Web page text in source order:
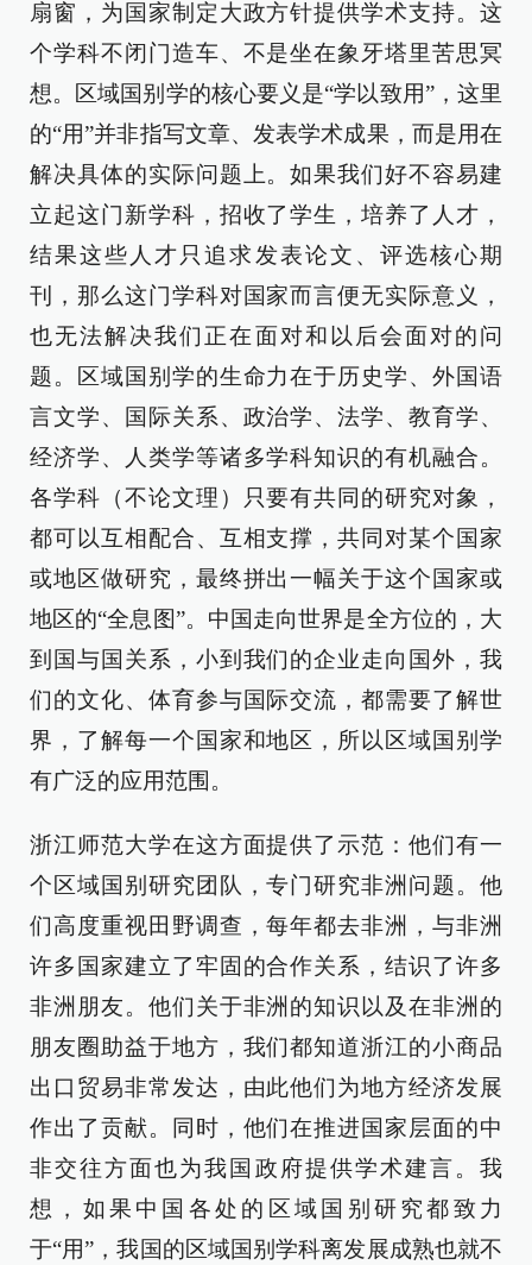
扇窗，为国家制定大政方针提供学术支持。这
个学科不闭门造车、不是坐在象牙塔里苦思冥
想。区域国别学的核心要义是“学以致用”，这里
的“用”并非指写文章、发表学术成果，而是用在
解决具体的实际问题上。如果我们好不容易建
立起这门新学科，招收了学生，培养了人才，
结果这些人才只追求发表论文、评选核心期
刊，那么这门学科对国家而言便无实际意义，
也无法解决我们正在面对和以后会面对的问
题。区域国别学的生命力在于历史学、外国语
言文学、国际关系、政治学、法学、教育学、
经济学、人类学等诸多学科知识的有机融合。
各学科（不论文理）只要有共同的研究对象，
都可以互相配合、互相支撑，共同对某个国家
或地区做研究，最终拼出一幅关于这个国家或
地区的“全息图”。中国走向世界是全方位的，大
到国与国关系，小到我们的企业走向国外，我
们的文化、体育参与国际交流，都需要了解世
界，了解每一个国家和地区，所以区域国别学
有广泛的应用范围。
浙江师范大学在这方面提供了示范：他们有一
个区域国别研究团队，专门研究非洲问题。他
们高度重视田野调查，每年都去非洲，与非洲
许多国家建立了牢固的合作关系，结识了许多
非洲朋友。他们关于非洲的知识以及在非洲的
朋友圈助益于地方，我们都知道浙江的小商品
出口贸易非常发达，由此他们为地方经济发展
作出了贡献。同时，他们在推进国家层面的中
非交往方面也为我国政府提供学术建言。我
想，如果中国各处的区域国别研究都致力
于“用”，我国的区域国别学科离发展成熟也就不